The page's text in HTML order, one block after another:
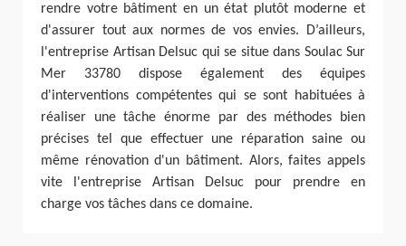
rendre votre bâtiment en un état plutôt moderne et
d'assurer tout aux normes de vos envies. D’ailleurs,
l'entreprise Artisan Delsuc qui se situe dans Soulac Sur
Mer 33780 dispose également des équipes
d'interventions compétentes qui se sont habituées à
réaliser une tâche énorme par des méthodes bien
précises tel que effectuer une réparation saine ou
même rénovation d'un bâtiment. Alors, faites appels
vite l'entreprise Artisan Delsuc pour prendre en
charge vos tâches dans ce domaine.